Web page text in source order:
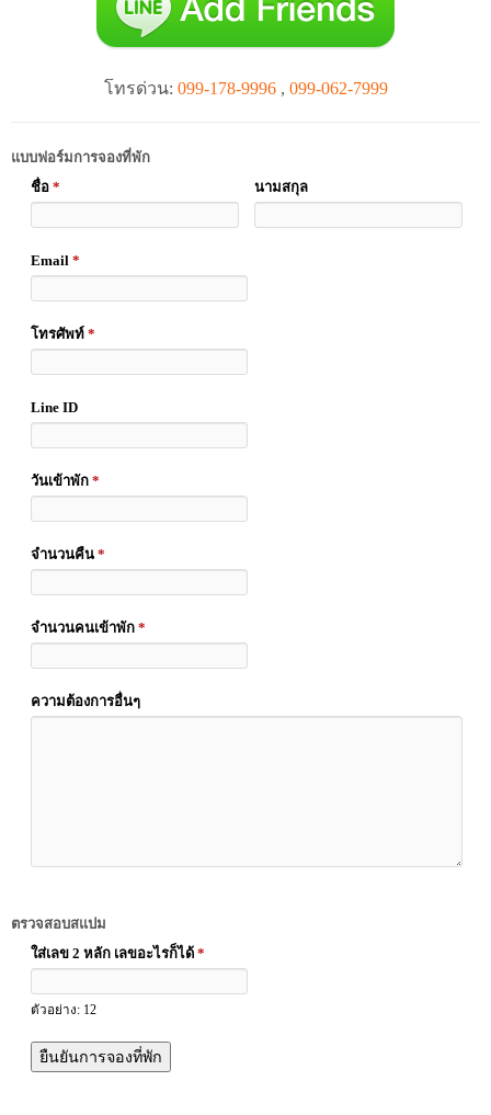
โทรด่วน: 099-178-9996, 099-062-7999
แบบฟอร์มการจองที่พัก
ชื่อ * นามสกุล
Email *
โทรศัพท์ *
Line ID
วันเข้าพัก *
จำนวนคืน *
จำนวนคนเข้าพัก *
ความต้องการอื่นๆ
ตรวจสอบสแปม
ใส่เลข 2 หลัก เลขอะไรก็ได้ *
ตัวอย่าง: 12